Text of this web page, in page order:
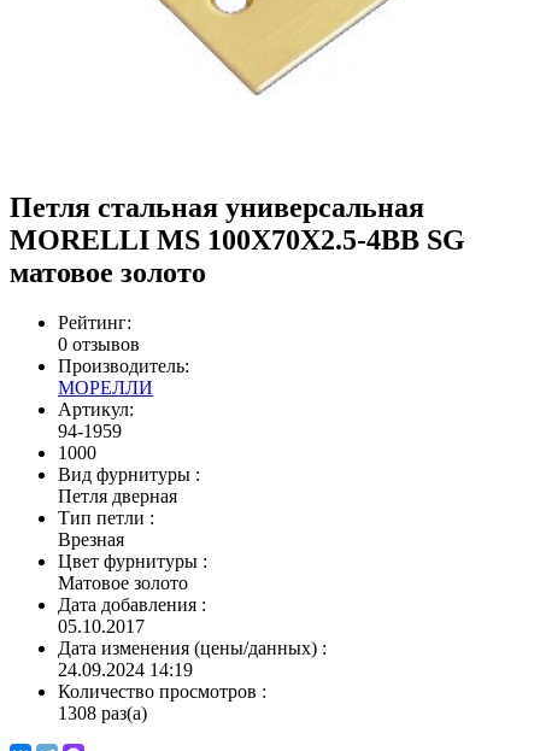
Петля стальная универсальная
MORELLI MS 100X70X2.5-4BB SG
матовое золото
Рейтинг:
0 отзывов
Производитель:
МОРЕЛЛИ
Артикул:
94-1959
1000
Вид фурнитуры :
Петля дверная
Тип петли :
Врезная
Цвет фурнитуры :
Матовое золото
Дата добавления :
05.10.2017
Дата изменения (цены/данных) :
24.09.2024 14:19
Количество просмотров :
1308 раз(а)